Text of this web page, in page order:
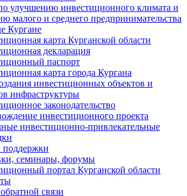
улучшению инвестиционного климата и
малого и среднего предпринимательства
Кургане
карта Курганской области
декларация
паспорт
карта города Кургана
инвестиционных объектов и
инфраструктуры
законодательство
инвестиционного проекта
инвестиционно-привлекательные
семинары, форумы
портал Курганской области
связи